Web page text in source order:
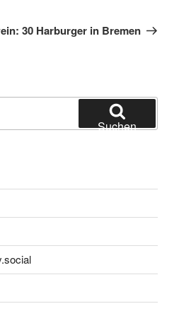
30 Harburger in Bremen
Suchen